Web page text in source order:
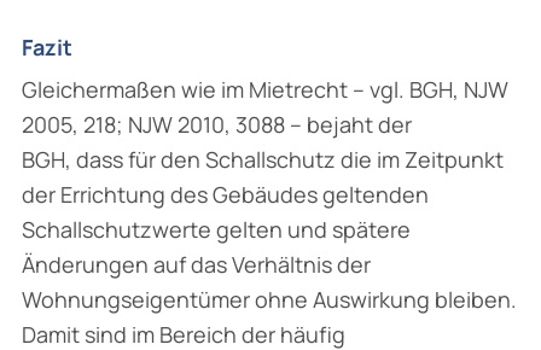
Fazit
Gleichermaßen wie im Mietrecht – vgl. BGH, NJW
2005, 218; NJW 2010, 3088 – bejaht der
BGH, dass für den Schallschutz die im Zeitpunkt
der Errichtung des Gebäudes geltenden
Schallschutzwerte gelten und spätere
Änderungen auf das Verhältnis der
Wohnungseigentümer ohne Auswirkung bleiben.
Damit sind im Bereich der häufig